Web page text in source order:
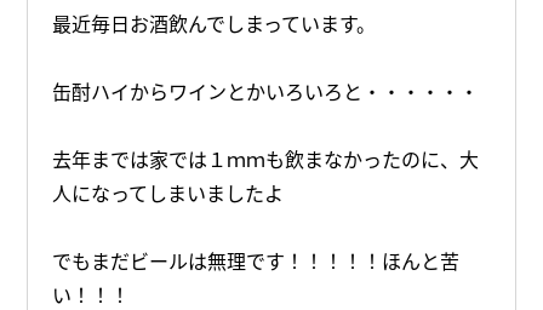
最近毎日お酒飲んでしまっています。
缶酎ハイからワインとかいろいろと・・・・・・
去年までは家では１ｍｍも飲まなかったのに、大
人になってしまいましたよ
でもまだビールは無理です！！！！！ほんと苦
い！！！